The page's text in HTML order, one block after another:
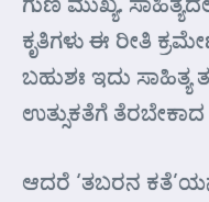
ಕೃತಿಗಳು ಈ ರೀತಿ
ಬಹುಶಃ ಇದು ಸಾಹಿತ್ಯ
ಉತ್ಸುಕತೆಗೆ
ಆದರೆ ‘ತಬರನ